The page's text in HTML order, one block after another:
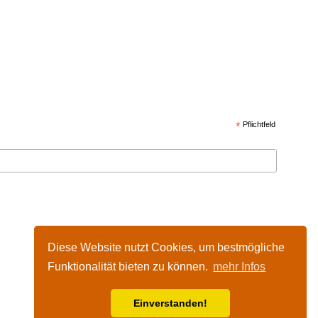
Diese Website nutzt Cookies, um bestmögliche
Funktionalität bieten zu können. mehr Infos
Einverstanden!
* Pflichtfeld